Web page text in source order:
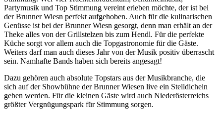
Partymusik und Top Stimmung vereint erleben möchte, der ist bei
der Brunner Wiesn perfekt aufgehoben. Auch für die kulinarischen
Genüsse ist bei der Brunner Wiesn gesorgt, denn man erhält an der
Theke alles von der Grillstelzen bis zum Hendl. Für die perfekte
Küche sorgt vor allem auch die Topgastronomie für die Gäste.
Weiters darf man auch dieses Jahr von der Musik positiv überrascht
sein. Namhafte Bands haben sich bereits angesagt!
Dazu gehören auch absolute Topstars aus der Musikbranche, die
sich auf der Showbühne der Brunner Wiesen live ein Stelldichein
geben werden. Für die kleinen Gäste wird auch Niederösterreichs
größter Vergnügungspark für Stimmung sorgen.